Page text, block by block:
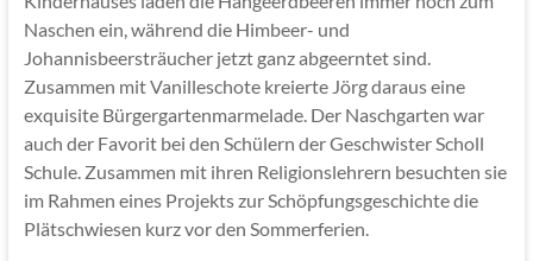
Naschen ein, während die Himbeer- und
Johannisbeersträucher jetzt ganz abgeerntet sind.
Zusammen mit Vanilleschote kreierte Jörg daraus eine
exquisite Bürgergartenmarmelade. Der Naschgarten war
auch der Favorit bei den Schülern der Geschwister Scholl
Schule. Zusammen mit ihren Religionslehrern besuchten sie
im Rahmen eines Projekts zur Schöpfungsgeschichte die
Plätschwiesen kurz vor den Sommerferien.